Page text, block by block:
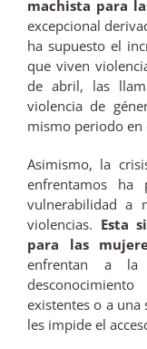
machista para
excepcional
ha supuesto el
que viven
de abril, las
violencia de
mismo periodo en
Asimismo, la
enfrentamos
vulnerabilidad a
violencias. Esta
para las
enfrentan a
existentes o a
les impide el